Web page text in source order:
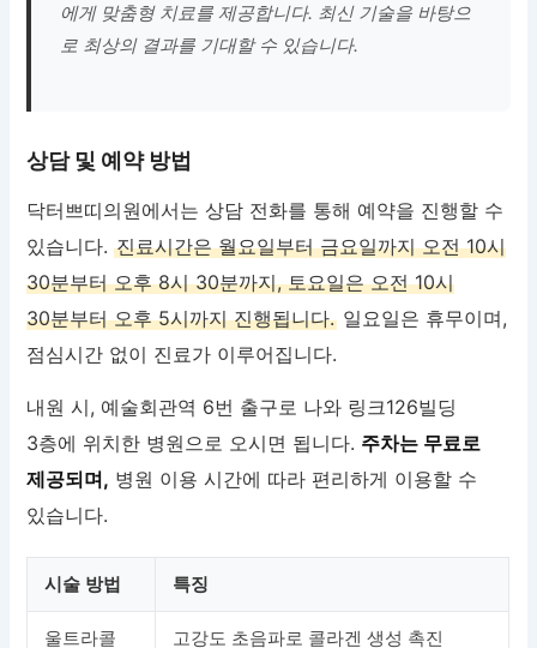
에게 맞춤형 치료를 제공합니다. 최신 기술을 바탕으
로 최상의 결과를 기대할 수 있습니다.
상담 및 예약 방법
닥터쁘띠의원에서는 상담 전화를 통해 예약을 진행할 수
있습니다.진료시간은 월요일부터 금요일까지 오전 10시
30분부터 오후 8시 30분까지, 토요일은 오전 10시
30분부터 오후 5시까지 진행됩니다. 일요일은 휴무이며,
점심시간 없이 진료가 이루어집니다.
내원 시, 예술회관역 6번 출구로 나와 링크126빌딩
3층에 위치한 병원으로 오시면 됩니다. 주차는 무료로
제공되며, 병원 이용 시간에 따라 편리하게 이용할 수
있습니다.
시술 방법 특징
울트라콜 고강도 초음파로 콜라겐 생성 촉진